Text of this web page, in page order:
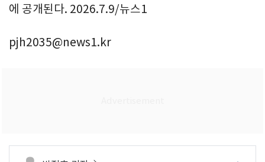
에 공개된다. 2026.7.9/뉴스1
pjh2035@news1.kr